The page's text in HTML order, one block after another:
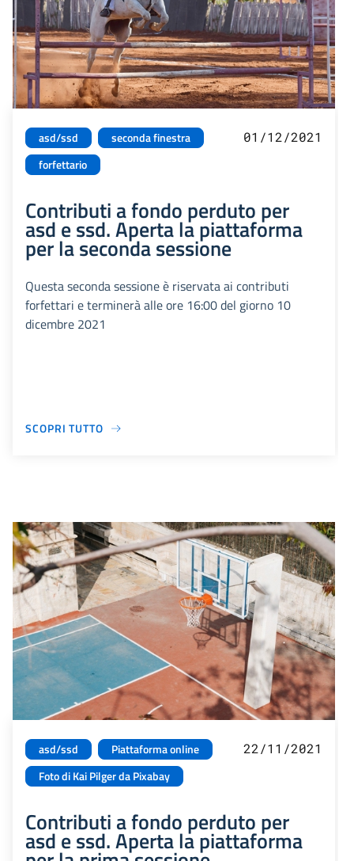
asd/ssd
seconda finestra
forfettario
01/12/2021
Contributi a fondo perduto per
asd e ssd. Aperta la piattaforma
per la seconda sessione
Questa seconda sessione è riservata ai contributi
forfettari e terminerà alle ore 16:00 del giorno 10
dicembre 2021
SCOPRI TUTTO
asd/ssd
Piattaforma online
Foto di Kai Pilger da Pixabay
22/11/2021
Contributi a fondo perduto per
asd e ssd. Aperta la piattaforma